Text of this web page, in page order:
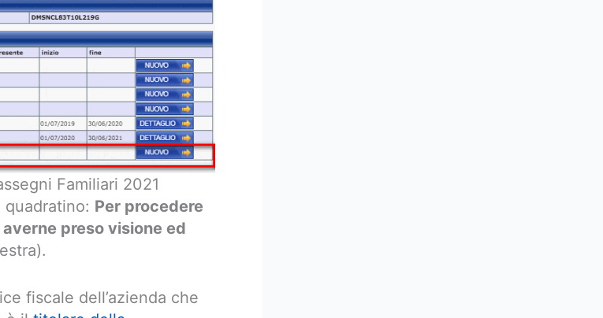
Familiari 2021
Per procedere
preso visione ed
fiscale dell’azienda che